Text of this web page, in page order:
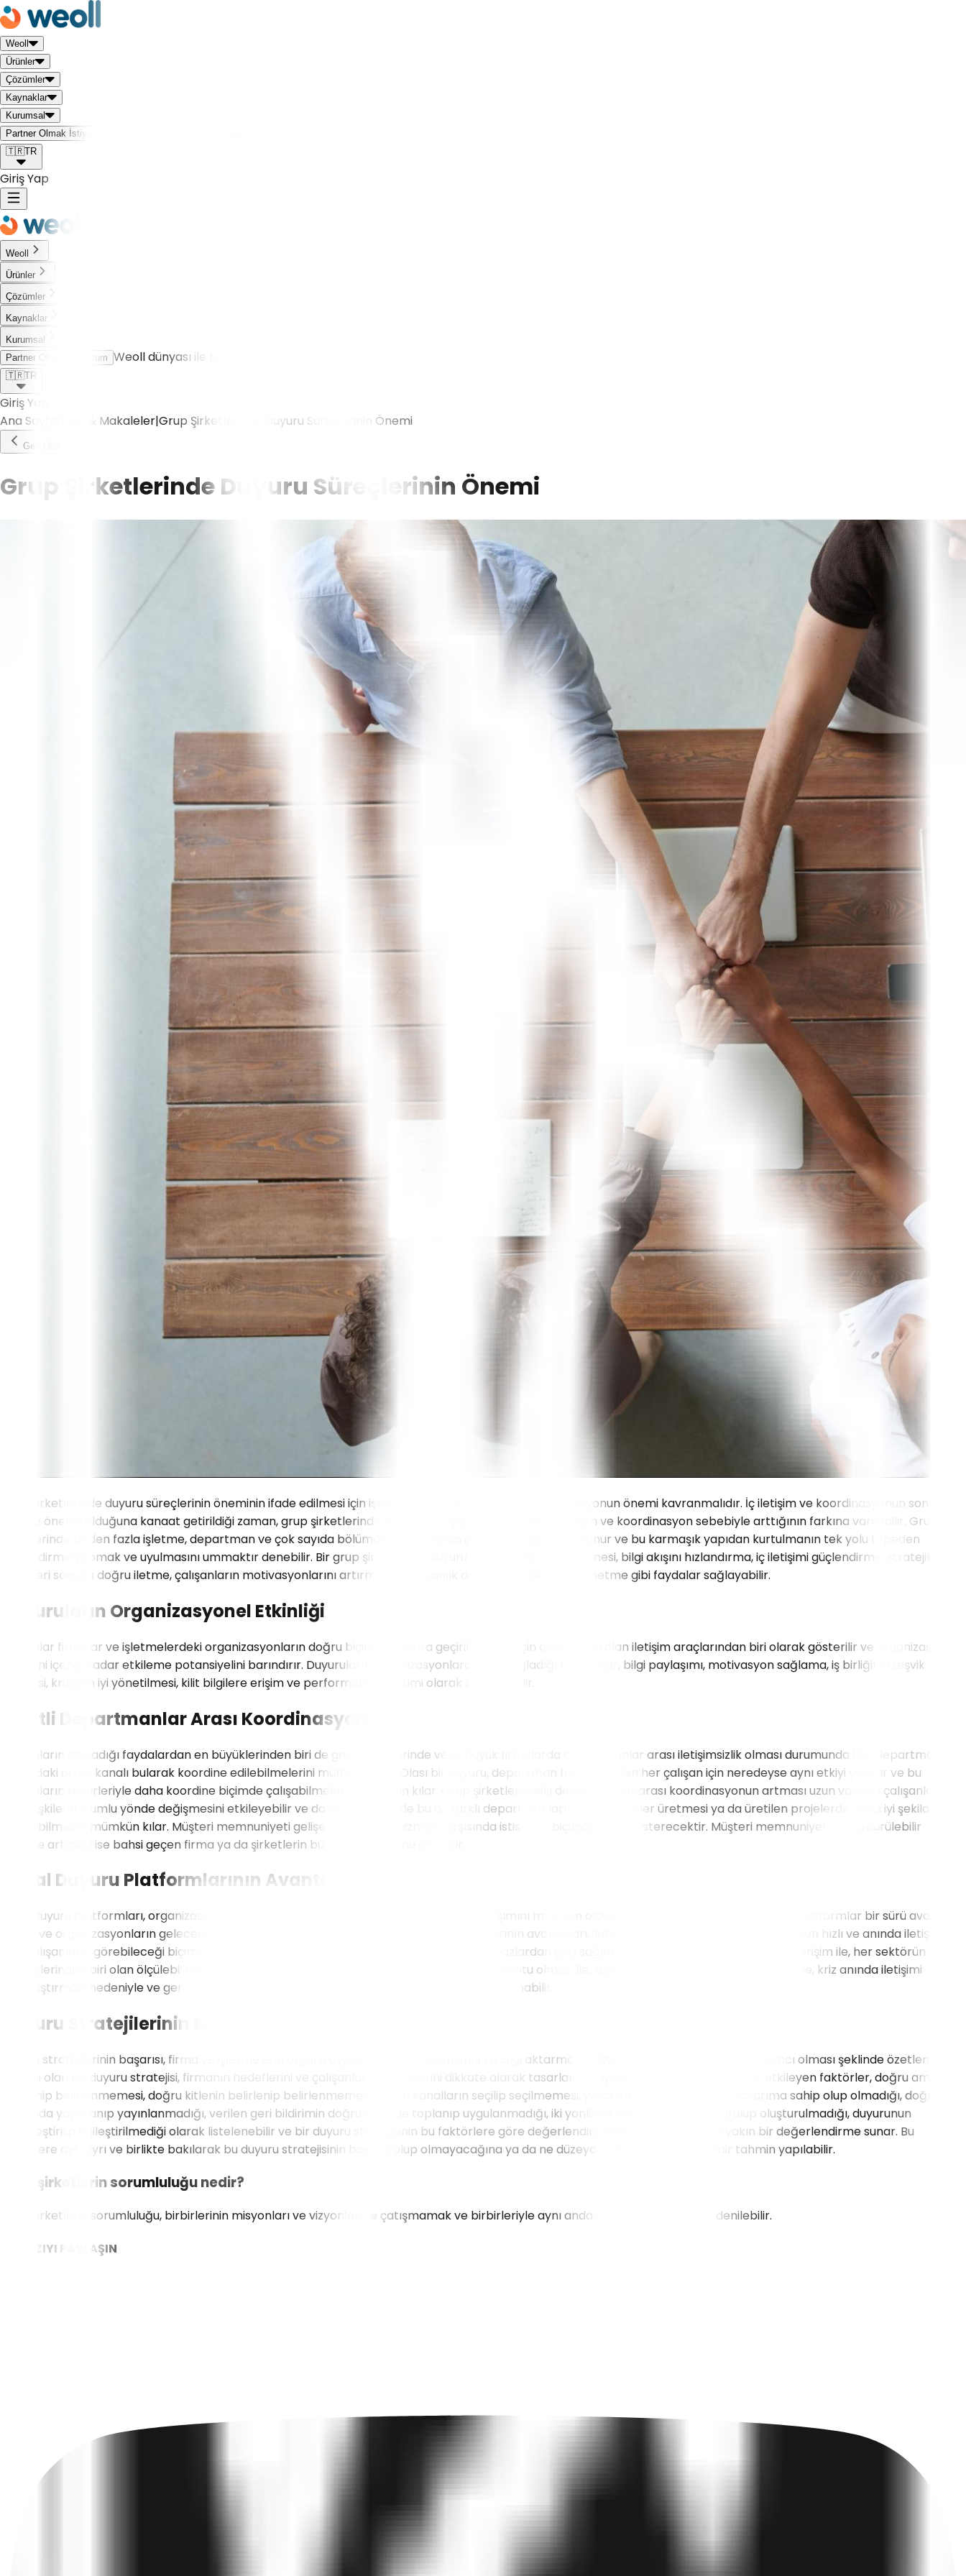
Weoll
Ürünler
Çözümler
Kaynaklar
Kurumsal
Partner Olmak İstiyorum
🇹🇷TR
Giriş Yap
Weoll
Ürünler
Çözümler
Kaynaklar
Kurumsal
Partner Olmak İstiyorum Weoll dünyası ile tanış!
🇹🇷TR
Giriş Yap
Ana Sayfa
Blog & Makaleler|Grup Şirketlerinde Duyuru Süreçlerinin Önemi
Geri Dön
Grup Şirketlerinde Duyuru Süreçlerinin Önemi
Grup şirketlerinde duyuru süreçlerinin öneminin ifade edilmesi için işletmelerdeki iç iletişimin ve koordinasyonun önemi kavranmalıdır. İç iletişim ve koordinasyonun son
derece önemli olduğuna kanaat getirildiği zaman, grup şirketlerinde duyuru süreçlerinin öneminin iç iletişim ve koordinasyon sebebiyle arttığının farkına varılabilir. Grup
şirketlerinde birden fazla işletme, departman ve çok sayıda bölümde çalışan daha çok sayıda çalışan bulunur ve bu karmaşık yapıdan kurtulmanın tek yolu tepeden
yönlendirme yapmak ve uyulmasını ummaktır denebilir. Bir grup şirketindeki duyuru süreçlerinin iyi yönetilmesi, bilgi akışını hızlandırma, iç iletişimi güçlendirme, stratejik
hedefleri sonuca doğru iletme, çalışanların motivasyonlarını artırma ve olası anlık değişiklikleri daha iyi yönetme gibi faydalar sağlayabilir.
Duyuruların Organizasyonel Etkinliği
Duyurular firmalar ve işletmelerdeki organizasyonların doğru biçimde hayata geçirilebilmesi için önemli rolü olan iletişim araçlarından biri olarak gösterilir ve organizasyonun
kendisini içeriği kadar etkileme potansiyelini barındırır. Duyuruların organizasyonlara katkı sağladığı bazı yollar, bilgi paylaşımı, motivasyon sağlama, iş birliğinin teşvik
edilmesi, krizlerin iyi yönetilmesi, kilit bilgilere erişim ve performans yönetimi olarak listelenebilir.
Çeşitli Departmanlar Arası Koordinasyon
Duyuruların sağladığı faydalardan en büyüklerinden biri de grup şirketlerinde veya büyük firmalarda departmanlar arası iletişimsizlik olması durumunda bile departmanlar
arasındaki ortak kanalı bularak koordine edilebilmelerini mümkün kılar. Olası bir duyuru, departman fark etmeden her çalışan için neredeyse aynı etkiyi yaratır ve bu
çalışanların birbirleriyle daha koordine biçimde çalışabilmelerini mümkün kılar. Grup şirketlerindeki departmanlar arası koordinasyonun artması uzun vadede çalışanlar
arası ilişkilerin olumlu yönde değişmesini etkileyebilir ve daha uzun vadede bu da farklı departmanların ortak projeler üretmesi ya da üretilen projelerde daha iyi şekilde
çalışılabilmesini mümkün kılar. Müşteri memnuniyeti gelişen ürün ya da hizmet karşısında istisnasız biçimde artış gösterecektir. Müşteri memnuniyetinin sürdürülebilir
biçimde artması ise bahsi geçen firma ya da şirketlerin büyümüş olduğunu gösterir.
Dijital Duyuru Platformlarının Avantajları
Dijital duyuru platformları, organizasyonların içerisinde gerçekleşen iletişimi ve bilgi paylaşımını mümkün oldukça kolaylaştırır ve hızlandırır. Bu platformlar bir sürü avantaj
sağlar ve organizasyonların geleceği için önemli faydalara neden olur. Duyuru platformlarının avantajları, iletişim hızının artırılması ile gerçekleşen hızlı ve anında iletişimle,
tüm çalışanların görebileceği biçimde gönderilen mesajların kapsamlı erişimi ile, mobil cihazlardan giriş sağlamayı mümkün hale getiren mobil erişim ile, her sektörün birincil
önceliklerinden biri olan ölçülebilirlik ilkesi ile, sağladığı zaman ve para tasarrufu ile, çevre dostu olması ile, süreklilik sağlanmasına izin verilmesi ile, kriz anında iletişimi
kolaylaştırması nedeniyle ve geri bildirim toplama opsiyonu sunması ile örneklendirilip açıklanabilir.
Duyuru Stratejilerinin Başarısı
Duyuru stratejilerinin başarısı, firma ve işletmelerin organizasyonel iletişim becerilerini ve bilgi aktarma kabiliyetlerini geliştirmelerine yardımcı olması şeklinde özetlenebilir.
Başarılı olan bir duyuru stratejisi, firmanın hedeflerini ve çalışanların istediklerini dikkate alarak tasarlanır. Duyuru stratejilerinin başarısını etkileyen faktörler, doğru amacın
belirlenip belirlenmemesi, doğru kitlenin belirlenip belirlenmemesi, doğru kanalların seçilip seçilmemesi, yaratılan içeriğin doğru bir tasarıma sahip olup olmadığı, doğru bir
zamanda yayınlanıp yayınlanmadığı, verilen geri bildirimin doğru biçimde toplanıp uygulanmadığı, iki yönlü bir iletişim kanalı oluşturulup oluşturulmadığı, duyurunun
kişiselleştirilip kişileştirilmediği olarak listelenebilir ve bir duyuru stratejisinin bu faktörlere göre değerlendirilmesi oldukça doğruya yakın bir değerlendirme sunar. Bu
faktörlere ayrı ayrı ve birlikte bakılarak bu duyuru stratejisinin başarılı olup olmayacağına ya da ne düzeyde başarılı olacağına dair tahmin yapılabilir.
Grup şirketlerin sorumluluğu nedir?
Grup şirketlerin sorumluluğu, birbirlerinin misyonları ve vizyonları ile çatışmamak ve birbirleriyle aynı anda var olmaya çalışmak denilebilir.
BU YAZIYI PAYLAŞIN